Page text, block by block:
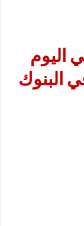
اليوم
19 مايو 2025 في البنوك